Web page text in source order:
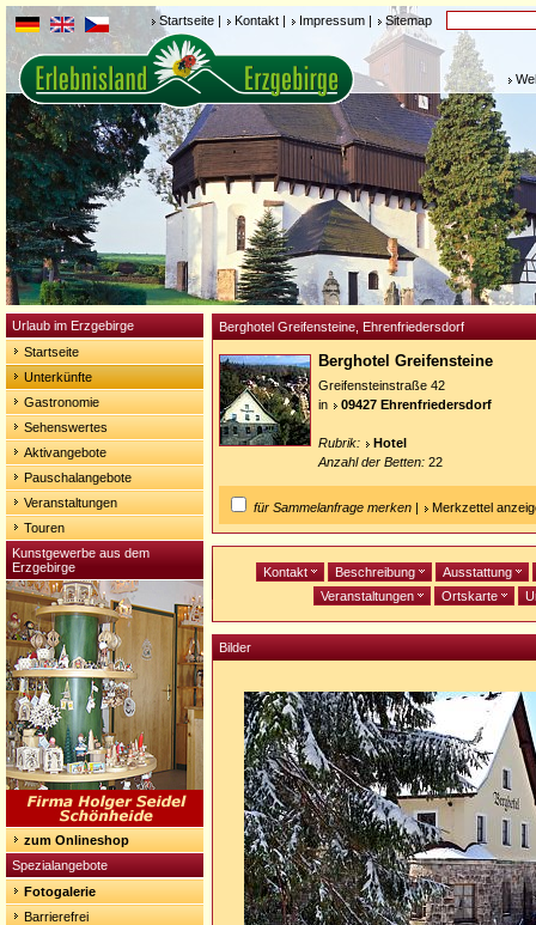
Startseite | Kontakt | Impressum | Sitemap
Urlaub im Erzgebirge
Startseite
Unterkünfte
Gastronomie
Sehenswertes
Aktivangebote
Pauschalangebote
Veranstaltungen
Touren
Kunstgewerbe aus dem
Erzgebirge
zum Onlineshop
Spezialangebote
Fotogalerie
Barrierefrei
Berghotel Greifensteine, Ehrenfriedersdorf
Berghotel Greifensteine
Greifensteinstraße 42
in
09427 Ehrenfriedersdorf
Rubrik:
Hotel
Anzahl der Betten: 22
für Sammelanfrage merken | Merkzettel
Kontakt Beschreibung
Ausstattung
Veranstaltungen
Ortskarte
Bilder